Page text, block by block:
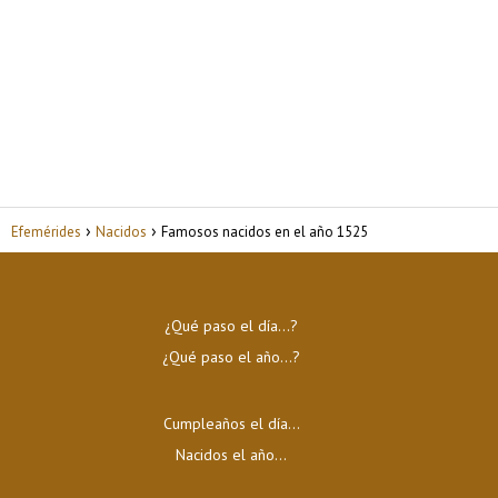
Efemérides Nacidos Famosos nacidos en el año 1525
¿Qué paso el día…?
¿Qué paso el año…?
Cumpleaños el día…
Nacidos el año…